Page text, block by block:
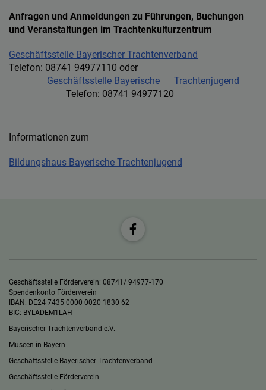
Eingebundene Inhalte
eingebunden. Das können Kartendienste wie z.B. Google Maps sein
oder auch Anwendungen einer externen Website.
Anfragen und Anmeldungen zu Führungen, Buchungen
und Veranstaltungen im Trachtenkulturzentrum
Geschäftsstelle Bayerischer Trachtenverband
Telefon: 08741 94977110 oder
Geschäftsstelle Bayerische Trachtenjugend
Telefon: 08741 94977120
Informationen zum
Bildungshaus Bayerische Trachtenjugend
Geschäftsstelle Förderverein: 08741/ 94977-170
Spendenkonto Förderverein
IBAN: DE24 7435 0000 0020 1830 62
BIC: BYLADEM1LAH
Bayerischer Trachtenverband e.V.
Museen in Bayern
Geschäftsstelle Bayerischer Trachtenverband
Geschäftsstelle Förderverein